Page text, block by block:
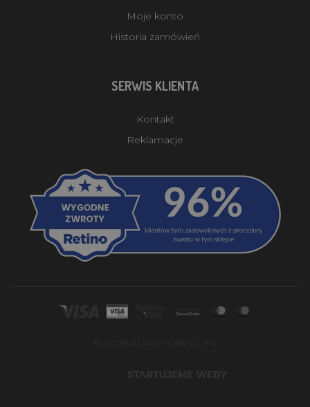
Moje konto
Historia zamówień
SERWIS KLIENTA
Kontakt
Reklamacje